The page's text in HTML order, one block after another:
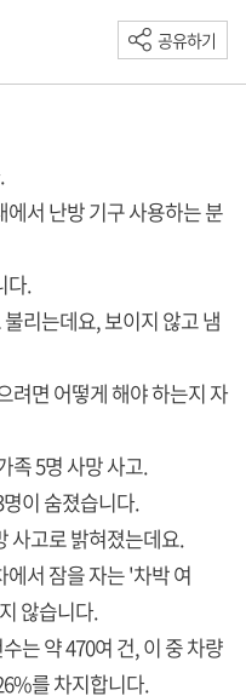
공유하기
서 난방 기구 사용하는 분
다.
리는데요, 보이지 않고 냄
려면 어떻게 해야 하는지 자
족 5명 사망 사고.
이 숨졌습니다.
사고로 밝혀졌는데요.
서 잠을 자는 '차박 여
않습니다.
는 약 470여 건, 이 중 차량
를 차지합니다.